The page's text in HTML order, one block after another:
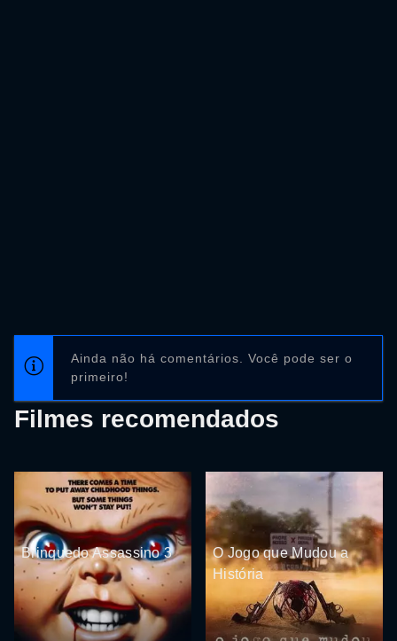
Ainda não há comentários. Você pode ser o
primeiro!
Filmes recomendados
Brinquedo Assassino 3
O Jogo que Mudou a
História